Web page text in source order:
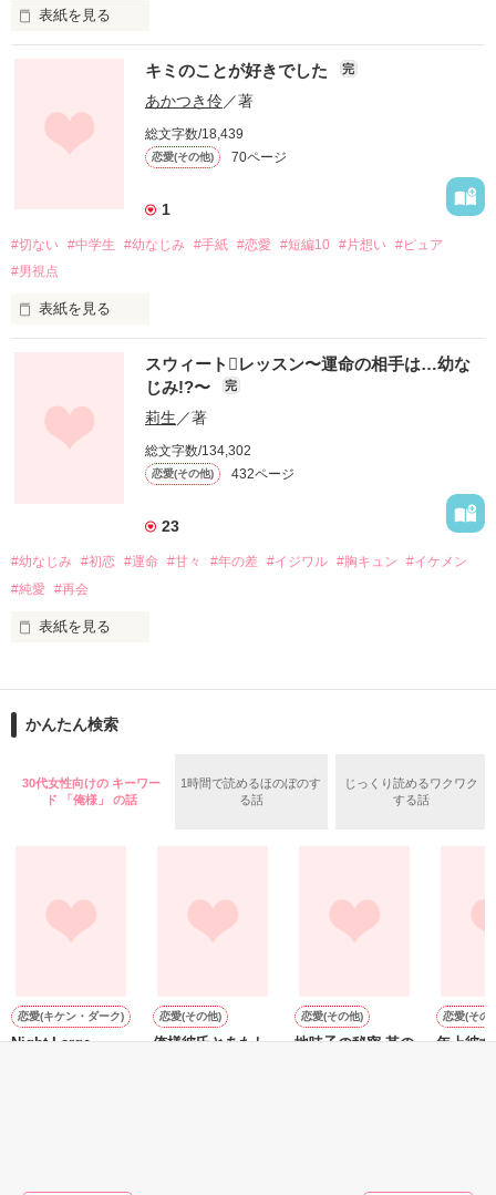
表紙を見る
最低な兄で…
最低な彼氏だったけど…
親の結婚でいきなり出来た兄
初めて会ったその瞬間……
一目惚れだった。
カッコ良くて素敵な兄だと思ったのはほんのつかの間
最低な兄・南沢大雅(ﾐﾅﾐｻﾞﾜﾀｲｶﾞ)
男を見る目がなくて失敗ばかりの恋をしてきた
**********
「はぁ？」
「ﾌｯ…分かった。ぜってぇ殺すからな」
キミのことが好きでした 完
あかつき伶／著
総文字数/18,439
恋愛(その他) 70ページ
1
#切ない #中学生 #幼なじみ #手紙 #恋愛 #短編10 #片想い #ピュア
#男視点
表紙を見る
恋をしていますか
スウィートレッスン〜運命の相手は…幼な
じみ!?〜
完
莉生／著
総文字数/134,302
恋愛(その他) 432ページ
23
#幼なじみ #初恋 #運命 #甘々 #年の差 #イジワル #胸キュン
#イケメン
#純愛 #再会
表紙を見る
☆::::::::::::::::::::::::::☆
幼なじみ２人の甘キュン
かんたん検索
30代女性向けの キーワー
ド 「俺様」 の話
1時間で読めるほのぼのす
る話
じっくり読めるワクワク
する話
恋愛(キケン・ダーク)
Night Large
恋愛(その他)
俺様彼氏とあたし
恋愛(その他)
地味子の秘密 其の
恋愛(その
年上彼